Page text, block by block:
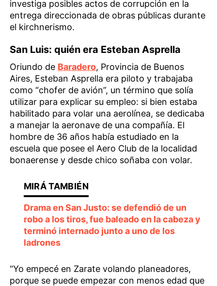
investiga posibles actos de corrupción en la
entrega direccionada de obras públicas durante
el kirchnerismo.
San Luis: quién era Esteban Asprella
Oriundo de Baradero, Provincia de Buenos
Aires, Esteban Asprella era piloto y trabajaba
como “chofer de avión”, un término que solía
utilizar para explicar su empleo: si bien estaba
habilitado para volar una aerolínea, se dedicaba
a manejar la aeronave de una compañía. El
hombre de 36 años había estudiado en la
escuela que posee el Aero Club de la localidad
bonaerense y desde chico soñaba con volar.
Drama en San Justo: se defendió de un
robo a los tiros, fue baleado en la cabeza y
terminó internado junto a uno de los
ladrones
“Yo empecé en Zarate volando planeadores,
porque se puede empezar con menos edad que